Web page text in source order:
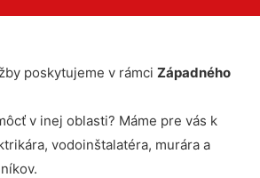
poskytujeme v rámci Západného
v inej oblasti? Máme pre vás k
vodoinštalatéra, murára a